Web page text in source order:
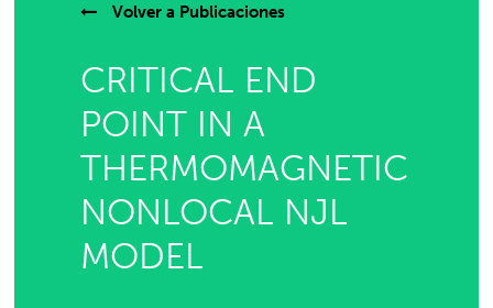
Volver a Publicaciones
CRITICAL END
POINT IN A
THERMOMAGNETIC
NONLOCAL NJL
MODEL